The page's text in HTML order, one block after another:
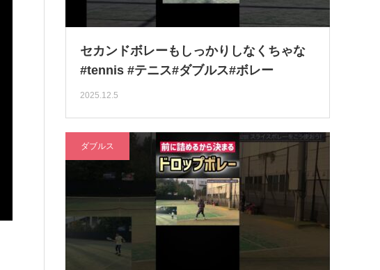
セカンドボレーもしっかりしなくちゃな
#tennis #テニス#ダブルス#ボレー
2025.12.5
ダブルス